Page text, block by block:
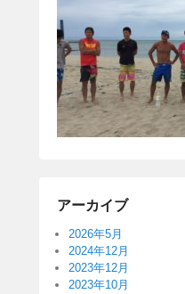
アーカイブ
2026年5月
2024年12月
2023年12月
2023年10月